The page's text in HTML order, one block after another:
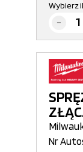
Wybierz
Nr